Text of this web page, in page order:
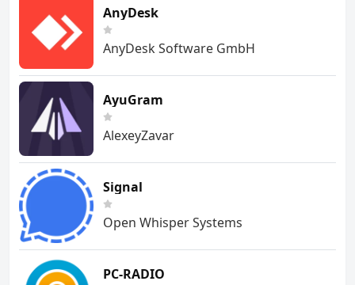
AnyDesk
AnyDesk Software GmbH
AyuGram
AlexeyZavar
Signal
Open Whisper Systems
PC-RADIO